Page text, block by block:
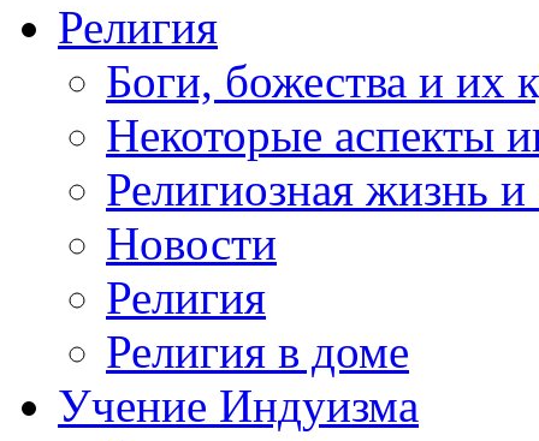
Религия
Боги, божества и их
Некоторые аспекты
Религиозная жизнь
Новости
Религия
Религия в доме
Учение Индуизма